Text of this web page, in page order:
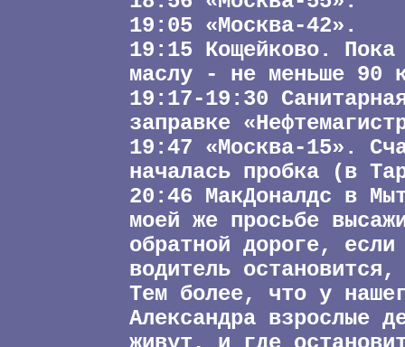
19:05 «Москва-42».
19:15 Кощейково.
маслу - не меньше 90
19:17-19:30
заправке
19:47 «Москва-15».
началась пробка (в
20:46 МакДоналдс в
моей же просьбе
обратной дороге,
водитель
Тем более, что у
Александра взрослые